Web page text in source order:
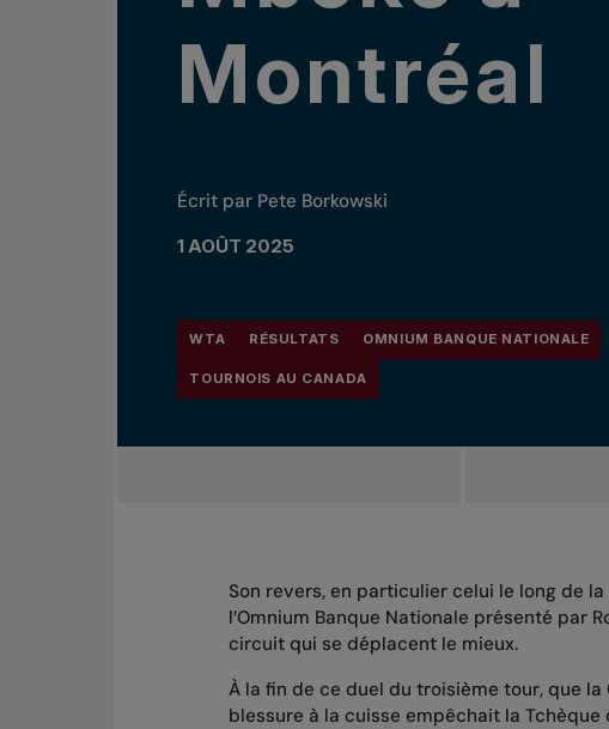
Montréal
Écrit par Pete Borkowski
1 AOÛT 2025
WTA RÉSULTATS OMNIUM BANQUE NATIONALE
TOURNOIS AU CANADA
Son revers, en particulier celui le long de
l’Omnium Banque Nationale présenté par
circuit qui se déplacent le mieux.
À la fin de ce duel du troisième tour, que
blessure à la cuisse empêchait la